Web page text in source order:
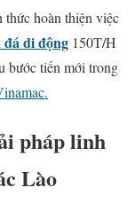
thức hoàn thiện việc
đá di động 150T/H
bước tiến mới trong
pháp linh
Lào